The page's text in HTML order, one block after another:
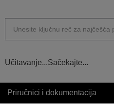
Učitavanje...Sačekajte...
Priručnici i dokumentacija